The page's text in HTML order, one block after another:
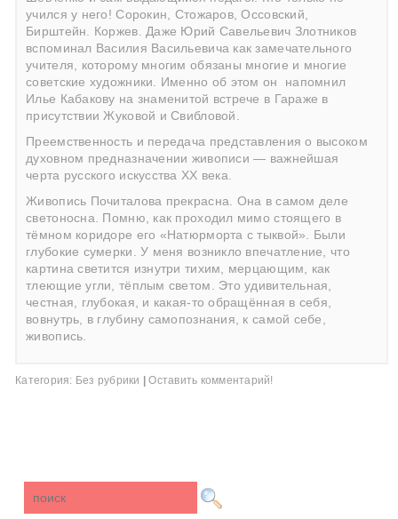
учился у него! Сорокин, Стожаров, Оссовский,
Бирштейн. Коржев. Даже Юрий Савельевич Злотников
вспоминал Василия Васильевича как замечательного
учителя, которому многим обязаны многие и многие
советские художники. Именно об этом он
напомнил
Илье Кабакову на знаменитой встрече в Гараже в
присутствии Жуковой и Свибловой.
Преемственность и передача представления о высоком
духовном предназначении живописи — важнейшая
черта русского искусства ХХ века.
Живопись Почиталова прекрасна. Она в самом деле
светоносна. Помню, как проходил мимо стоящего в
тёмном коридоре его «Натюрморта с тыквой». Были
глубокие сумерки. У меня возникло впечатление, что
картина светится изнутри тихим, мерцающим, как
тлеющие угли, тёплым светом. Это удивительная,
честная, глубокая, и какая-то обращённая в себя,
вовнутрь, в глубину самопознания, к самой себе,
живопись.
Категория: Без рубрики Оставить комментарий!